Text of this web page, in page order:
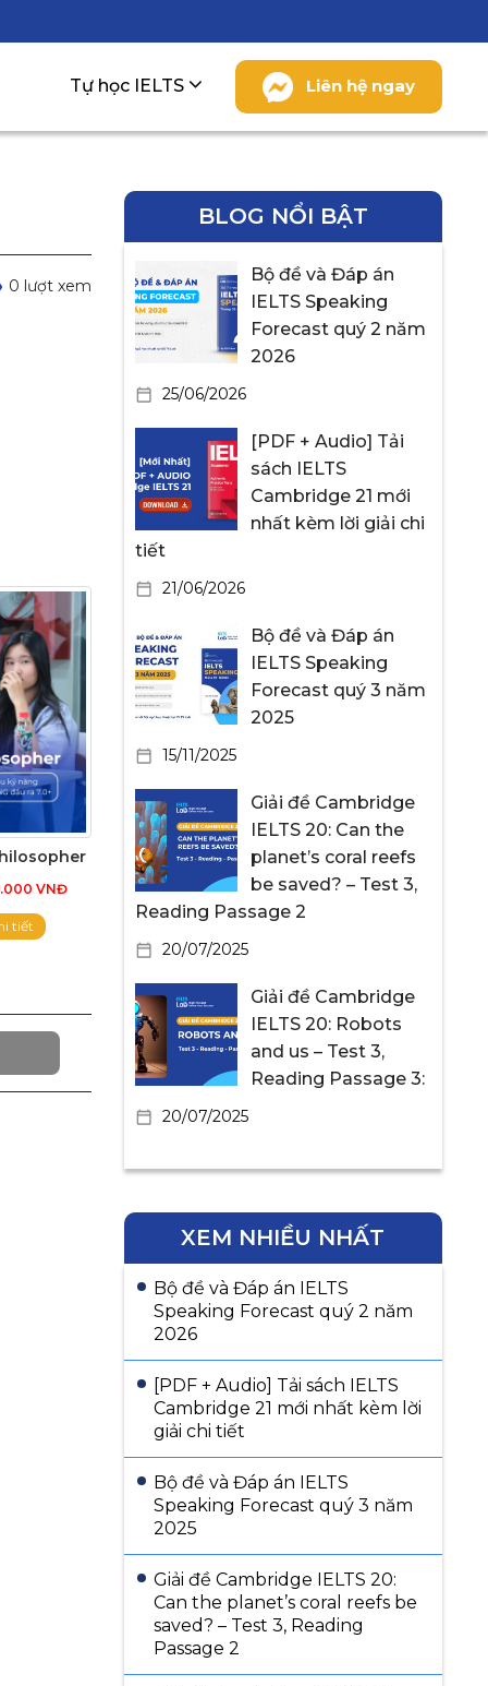
Liên hệ ngay
Tự học IELTS
0 lượt xem
VNĐ
tiết
BLOG NỔI BẬT
Bộ đề và Đáp án
IELTS Speaking
Forecast quý 2 năm
2026
25/06/2026
[PDF + Audio] Tải
sách IELTS
Cambridge 21 mới
nhất kèm lời giải chi
tiết
21/06/2026
Bộ đề và Đáp án
IELTS Speaking
Forecast quý 3 năm
2025
15/11/2025
Giải đề Cambridge
IELTS 20: Can the
planet’s coral reefs
be saved? – Test 3,
Reading Passage 2
20/07/2025
Giải đề Cambridge
IELTS 20: Robots
and us – Test 3,
Reading Passage 3:
20/07/2025
XEM NHIỀU NHẤT
Bộ đề và Đáp án IELTS
Speaking Forecast quý 2 năm
2026
[PDF + Audio] Tải sách IELTS
Cambridge 21 mới nhất kèm lời
giải chi tiết
Bộ đề và Đáp án IELTS
Speaking Forecast quý 3 năm
2025
Giải đề Cambridge IELTS 20:
Can the planet’s coral reefs be
saved? – Test 3, Reading
Passage 2